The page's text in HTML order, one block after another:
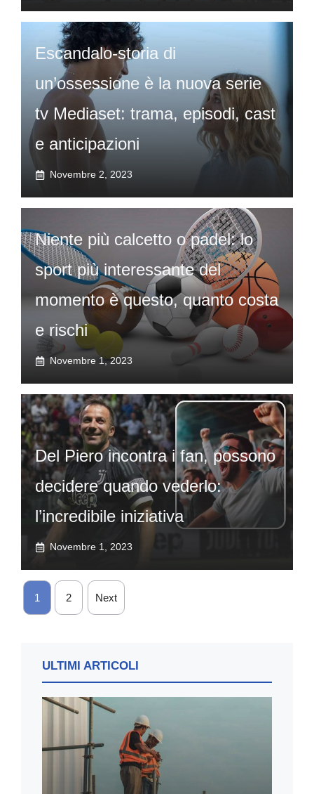
Escandalo-storia di
un’ossessione è la nuova serie
tv Mediaset: trama, episodi, cast
e anticipazioni
Novembre 2, 2023
Niente più calcetto o padel: lo
sport più interessante del
momento è questo, quanto costa
e rischi
Novembre 1, 2023
Del Piero incontra i fan, possono
decidere quando vederlo:
l’incredibile iniziativa
Novembre 1, 2023
1 2 Next
ULTIMI ARTICOLI